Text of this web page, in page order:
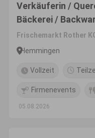
Verkäuferin /
Bäckerei /
Frischemarkt Rother
Hemmingen
Vollzeit
Firmenevents
05.08.2026